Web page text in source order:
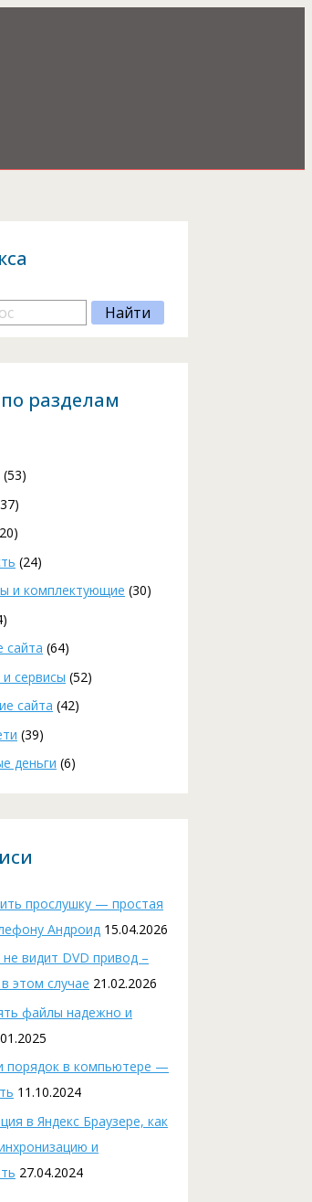
разделам
(53)
(24)
и комплектующие (30)
сайта (64)
сервисы (52)
сайта (42)
(39)
деньги (6)
прослушку — простая
Андроид 15.04.2026
видит DVD привод –
этом случае 21.02.2026
файлы надежно и
порядок в компьютере —
11.10.2024
в Яндекс Браузере, как
и
27.04.2024